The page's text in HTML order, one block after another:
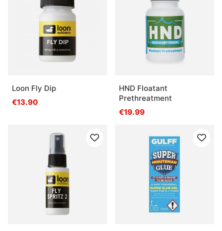
Loon Fly Dip
€13.90
HND Floatant
Prethreatment
€19.99